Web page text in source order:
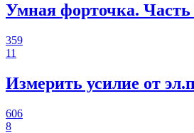
Умная форточка. Часть
359
11
Измерить усилие от
606
8